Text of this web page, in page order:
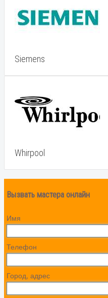
Siemens
Whirpool
Вызвать мастера онлайн
Имя
Телефон
Город, адрес